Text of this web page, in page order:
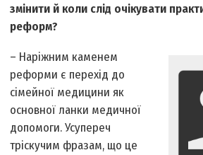
змінити й коли слід очікувати
реформ?
– Наріжним каменем
реформи є перехід до
сімейної медицини як
основної ланки медичної
допомоги. Усупереч
тріскучим фразам, що це